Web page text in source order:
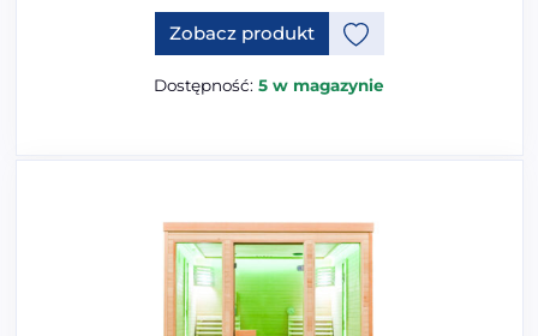
Zobacz produktTen produkt ma opcje, które
Dostępność: 5 w magazynie